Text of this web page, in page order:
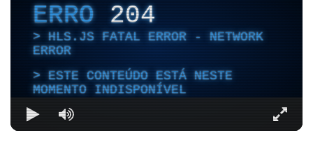
ERRO204
HLS.JS FATAL ERROR - NETWORK
ERROR
ESTE CONTEÚDO ESTÁ NESTE
MOMENTO INDISPONÍVEL